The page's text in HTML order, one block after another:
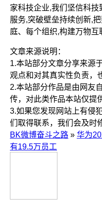
家科技企业,我们坚信科
服务,突破壁垒持续创新,
庭、每个组织,构建万物互
文章来源说明：
1.本站部分文章分享来源
观点和对其真实性负责，
2.本站部分作品是由网友
传，对此类作品本站仅提
3.如果您发现网站上有侵
们取得联系，我们会及时
BK微博奋斗之路 » 华为
有19.5万员工